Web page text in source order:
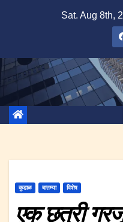
Sat. Aug 8th,
कुडाळ बातम्या विशेष
एक छत्री गरजू